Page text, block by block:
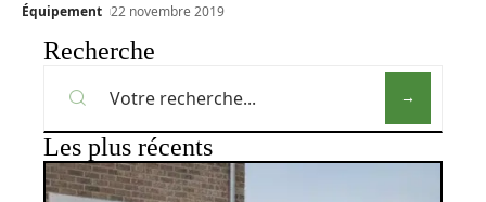
Équipement 22 novembre 2019
Recherche
Les plus récents